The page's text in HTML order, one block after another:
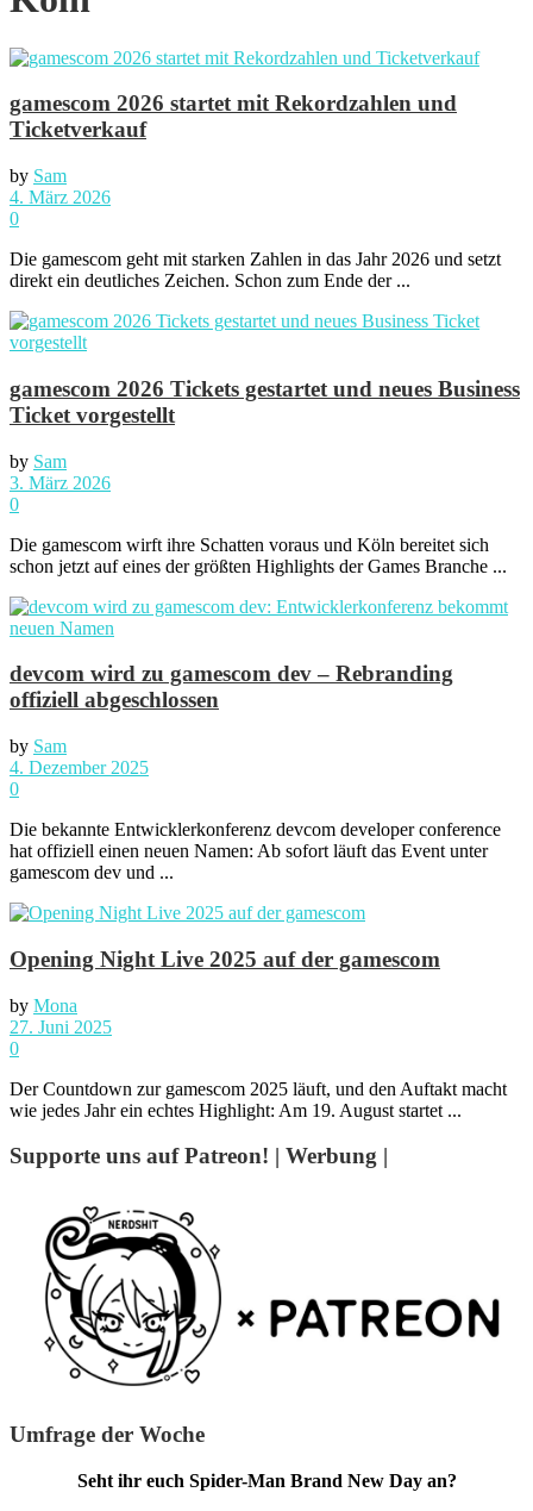
gamescom 2026 startet mit Rekordzahlen und
Ticketverkauf
by Sam
4. März 2026
0
Die gamescom geht mit starken Zahlen in das Jahr 2026 und setzt
direkt ein deutliches Zeichen. Schon zum Ende der ...
gamescom 2026 Tickets gestartet und neues Business
Ticket vorgestellt
by Sam
3. März 2026
0
Die gamescom wirft ihre Schatten voraus und Köln bereitet sich
schon jetzt auf eines der größten Highlights der Games Branche ...
devcom wird zu gamescom dev – Rebranding
offiziell abgeschlossen
by Sam
4. Dezember 2025
0
Die bekannte Entwicklerkonferenz devcom developer conference
hat offiziell einen neuen Namen: Ab sofort läuft das Event unter
gamescom dev und ...
Opening Night Live 2025 auf der gamescom
by Mona
27. Juni 2025
0
Der Countdown zur gamescom 2025 läuft, und den Auftakt macht
wie jedes Jahr ein echtes Highlight: Am 19. August startet ...
Supporte uns auf Patreon! | Werbung |
Umfrage der Woche
Seht ihr euch Spider-Man Brand New Day an?